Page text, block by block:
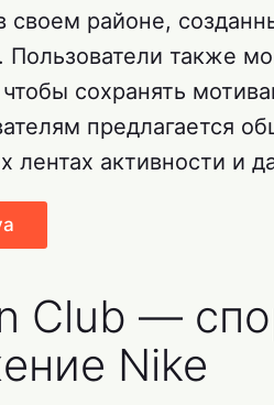
своем районе,
Пользователи также
сохранять
предлагается
лентах активности и
Club —
Nike